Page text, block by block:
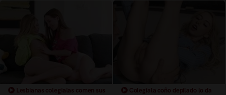
Lesbianas colegialas comen sus
Colegiala coño depilado lo da